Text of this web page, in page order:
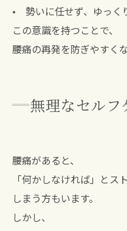
• 勢いに任せず、ゆっく
この意識を持つことで、
腰痛の再発を防ぎやすくな
無理なセルフ
腰痛があると、
「何かしなければ」とス
しまう方もいます。
しかし、